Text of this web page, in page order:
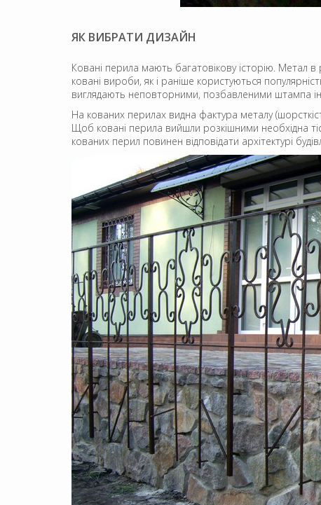
ЯК ВИБРАТИ ДИЗАЙН
Ковані перила мають багатовікову історію. Метал
ковані вироби, як і раніше користуються
виглядають неповторними, позбавленими штампа
На кованих перилах видна фактура металу
Щоб ковані перила вийшли розкішними необхідна
кованих перил повинен відповідати архітектурі